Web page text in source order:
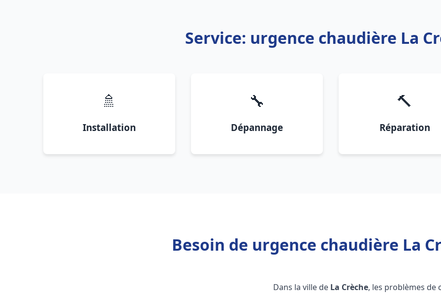
Service: urgence chaudière La
🚿
Installation
🔧
Dépannage
🔨
Réparation
Besoin de urgence chaudière La
Dans la ville de La Crèche, les problèmes de